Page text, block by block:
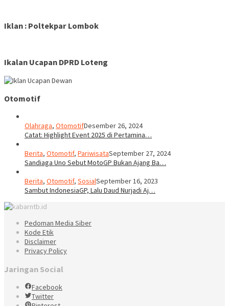
Iklan : Poltekpar Lombok
Ikalan Ucapan DPRD Loteng
Otomotif
Olahraga, OtomotifDesember 26, 2024
Catat: Highlight Event 2025 di Pertamina…
Berita, Otomotif, PariwisataSeptember 27, 2024
Sandiaga Uno Sebut MotoGP Bukan Ajang Ba…
Berita, Otomotif, SosialSeptember 16, 2023
Sambut IndonesiaGP, Lalu Daud Nurjadi Aj…
Pedoman Media Siber
Kode Etik
Disclaimer
Privacy Policy
Jaringan Social
Facebook
Twitter